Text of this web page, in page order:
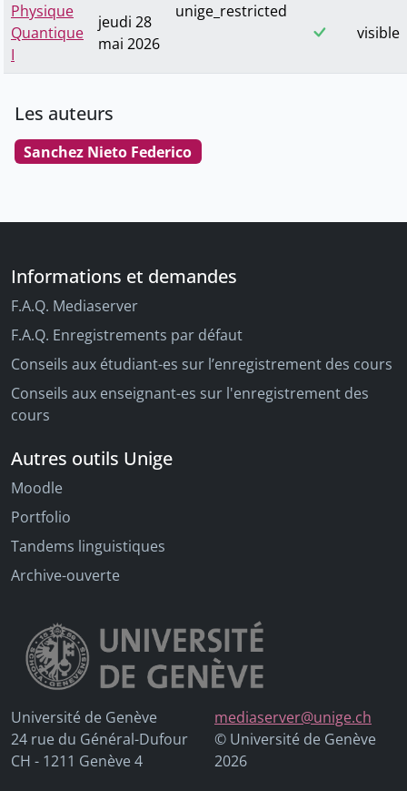
Physique
Quantique
I
jeudi 28
mai 2026
unige_restricted
visible
Les auteurs
Sanchez Nieto Federico
Informations et demandes
F.A.Q. Mediaserver
F.A.Q. Enregistrements par défaut
Conseils aux étudiant-es sur l’enregistrement des cours
Conseils aux enseignant-es sur l'enregistrement des
cours
Autres outils Unige
Moodle
Portfolio
Tandems linguistiques
Archive-ouverte
Université de Genève
24 rue du Général-Dufour
CH - 1211 Genève 4
mediaserver@unige.ch
© Université de Genève
2026